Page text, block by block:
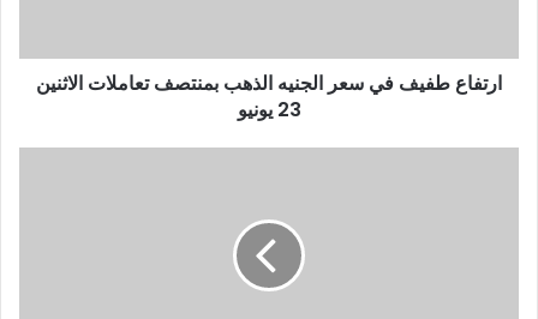
ارتفاع طفيف في سعر الجنيه الذهب بمنتصف تعاملات الاثنين
23 يونيو